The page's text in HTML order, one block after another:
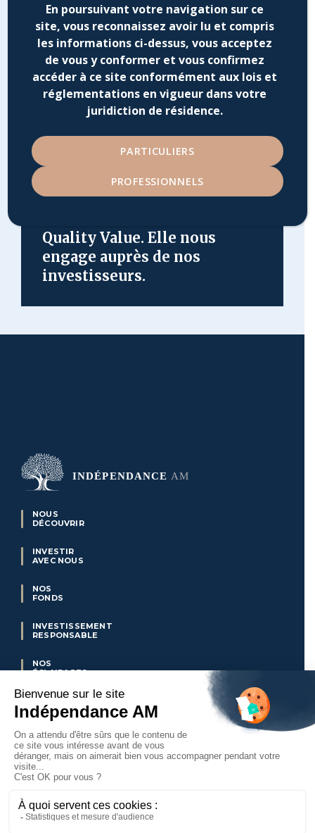
Notre liberté de décision,
notre éthique dans la
sélection de nos
investissements, notre
gestion agile et notre rigueur
nous réunissent autour d’une
Quality Value. Elle nous
engage auprès de nos
investisseurs.
NOUS
DÉCOUVRIR
INVESTIR
AVEC NOUS
NOS
FONDS
INVESTISSEMENT
RESPONSABLE
NOS
ÉCLAIRAGES
CLUB
VALUE
NOS
ACTUALITÉS
NOUS CONTACTER
En poursuivant votre navigation sur ce
site, vous reconnaissez avoir lu et compris
les informations ci-dessus, vous acceptez
de vous y conformer et vous confirmez
accéder à ce site conformément aux lois et
réglementations en vigueur dans votre
juridiction de résidence.
PARTICULIERS
PROFESSIONNELS